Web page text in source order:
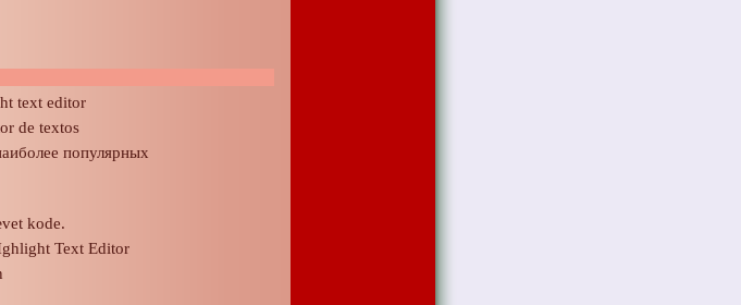
text editor
de textos
популярных
kode.
Text Editor